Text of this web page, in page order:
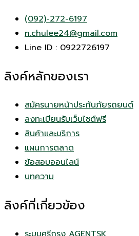
(092)-272-6197
n.chulee24@gmail.com
Line ID : 0922726197
ลิงค์หลักของเรา
สมัครนายหน้าประกันภัยรถยนต์
ลงทะเบียนรับเว็บไซต์ฟรี
สินค้าและบริการ
แผนการตลาด
ข้อสอบออนไลน์
บทความ
ลิงค์ที่เกี่ยวข้อง